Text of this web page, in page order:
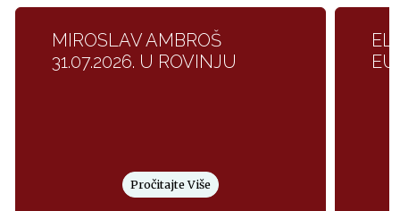
MIROSLAV AMBROŠ
31.07.2026. U ROVINJU
Pročitajte Više